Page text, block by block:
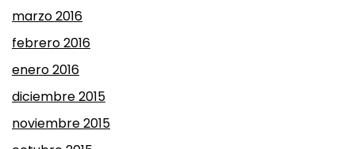
marzo 2016
febrero 2016
enero 2016
diciembre 2015
noviembre 2015